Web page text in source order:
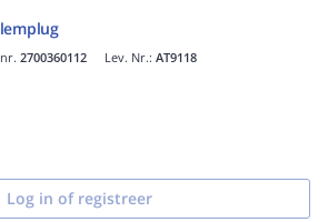
2700360112 Lev. Nr.: AT9118
Log in of registreer